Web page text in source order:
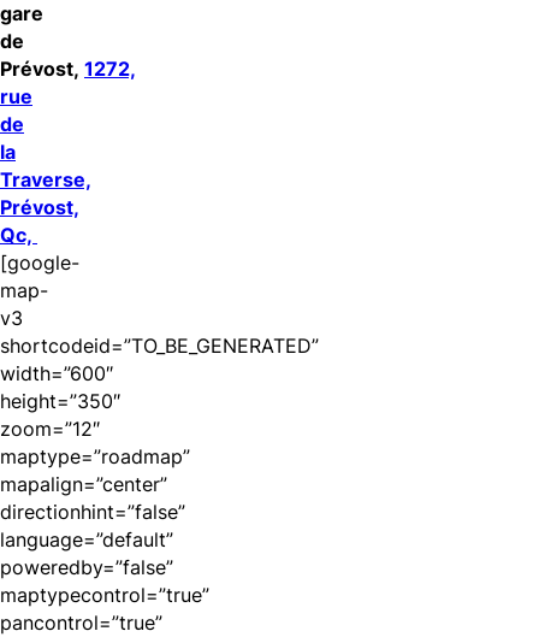
gare
de
Prévost, 1272,
rue
de
la
Traverse,
Prévost,
Qc,
[google-
map-
v3
shortcodeid=”TO_BE_GENERATED”
width=”600″
height=”350″
zoom=”12″
maptype=”roadmap”
mapalign=”center”
directionhint=”false”
language=”default”
poweredby=”false”
maptypecontrol=”true”
pancontrol=”true”